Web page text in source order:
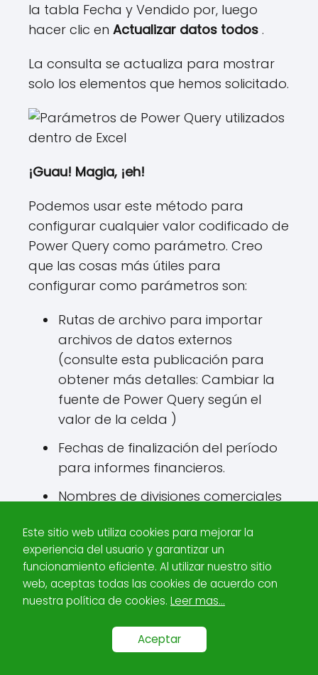
la tabla Fecha y Vendido por, luego
hacer clic en Actualizar datos todos .
La consulta se actualiza para mostrar
solo los elementos que hemos solicitado.
¡Guau! Magia, ¡eh!
Podemos usar este método para
configurar cualquier valor codificado de
Power Query como parámetro. Creo
que las cosas más útiles para
configurar como parámetros son:
Rutas de archivo para importar
archivos de datos externos
(consulte esta publicación para
obtener más detalles: Cambiar la
fuente de Power Query según el
valor de la celda )
Fechas de finalización del período
para informes financieros.
Nombres de divisiones comerciales
informes solo para áreas
específicas
Cualquier configuración que otro
usuario probablemente necesite
cambiar
Este sitio web utiliza cookies para mejorar la
experiencia del usuario y garantizar un
funcionamiento eficiente. Al utilizar nuestro sitio
web, aceptas todas las cookies de acuerdo con
nuestra política de cookies. Leer mas...
Aceptar